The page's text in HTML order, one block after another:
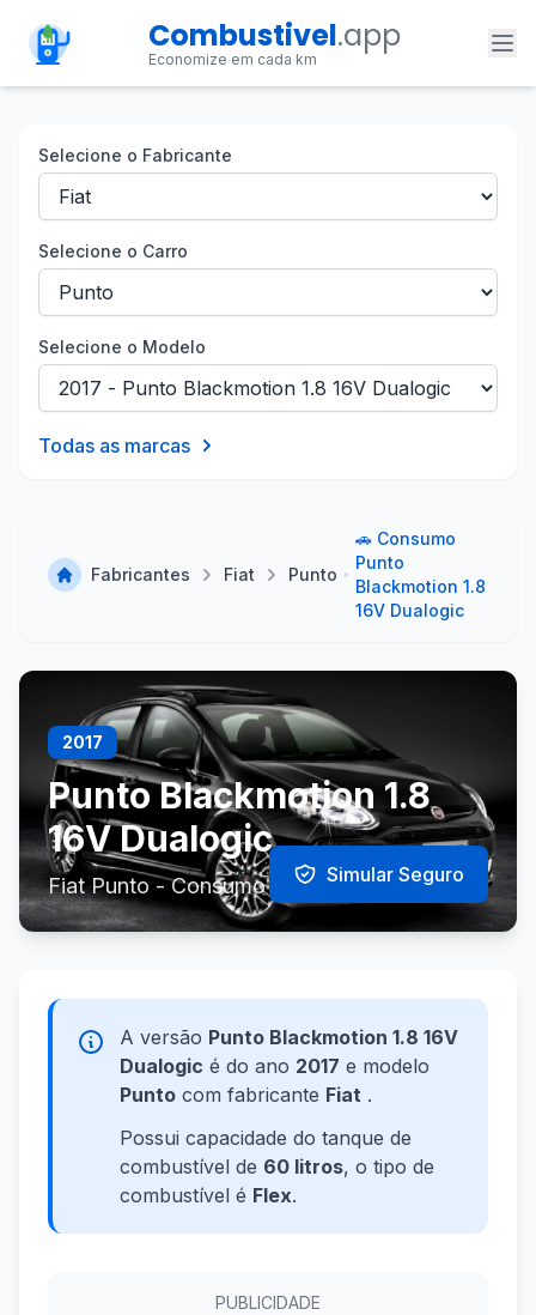
Combustivel.app
Economize em cada km
Selecione o Fabricante
Selecione o Carro
Selecione o Modelo
Todas as marcas
Fabricantes Fiat Punto
🚗 Consumo
Punto
Blackmotion 1.8
16V Dualogic
2017
Punto Blackmotion 1.8
16V Dualogic
Fiat Punto - Consumo e Especificações
Simular Seguro
A versão Punto Blackmotion 1.8 16V
Dualogic é do ano 2017 e modelo
Punto com fabricante Fiat .
Possui capacidade do tanque de
combustível de 60 litros, o tipo de
combustível é Flex.
PUBLICIDADE